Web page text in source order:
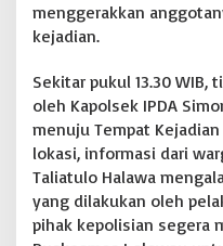
s
e
l
a
n
k
n
menggerakkan
kejadian.
Sekitar pukul 13.30
oleh Kapolsek IPDA
menuju Tempat Kejadian
lokasi, informasi dari
Taliatulo Halawa
yang dilakukan oleh
pihak kepolisian segera